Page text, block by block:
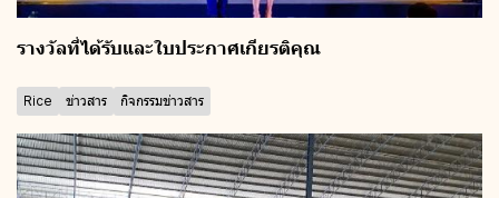
รางวัลที่ได้รับและใบประกาศเกียรติคุณ
Rice ข่าวสาร กิจกรรมข่าวสาร